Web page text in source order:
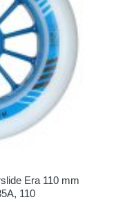
Era 110 mm
110